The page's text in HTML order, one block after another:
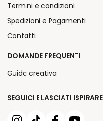
SEGUICI E LASCIATI ISPIRARE
Termini e condizioni
Spedizioni e Pagamenti
Contatti
DOMANDE FREQUENTI
Guida creativa